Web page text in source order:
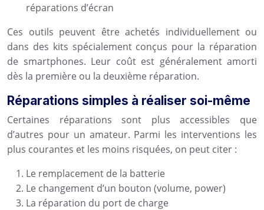
réparations d’écran
Ces outils peuvent être achetés individuellement ou
dans des kits spécialement conçus pour la réparation
de smartphones. Leur coût est généralement amorti
dès la première ou la deuxième réparation.
Réparations simples à réaliser soi-même
Certaines réparations sont plus accessibles que
d’autres pour un amateur. Parmi les interventions les
plus courantes et les moins risquées, on peut citer :
Le remplacement de la batterie
Le changement d’un bouton (volume, power)
La réparation du port de charge